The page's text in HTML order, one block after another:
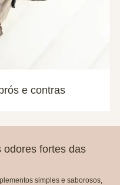
e contras
odores fortes das
simples e saborosos,